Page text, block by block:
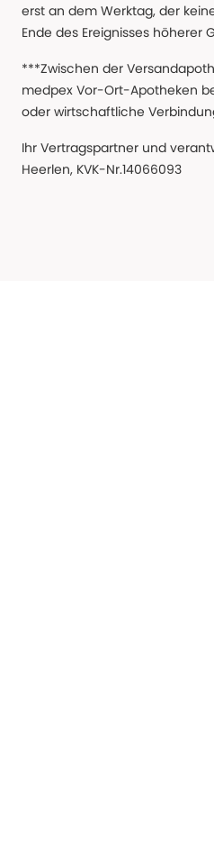
erst an dem Werktag, der
Ende des Ereignisses höherer
***Zwischen der
medpex Vor-Ort-Apotheken
oder wirtschaftliche
Ihr Vertragspartner und
Heerlen, KVK-Nr.14066093